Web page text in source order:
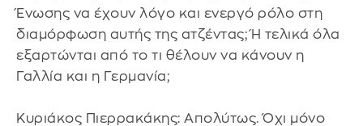
Ένωσης να έχουν λόγο και ενεργό ρόλο στη
διαμόρφωση αυτής της ατζέντας; Ή τελικά όλα
εξαρτώνται από το τι θέλουν να κάνουν η
Γαλλία και η Γερμανία;
Κυριάκος Πιερρακάκης: Απολύτως. Όχι μόνο